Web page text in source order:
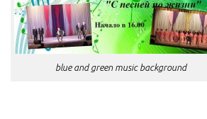
МБОУ ДО «Детская школа искусств»
МБОУ ДО «Детская музыкальная
МБУК «Искитимский городской
музей»blue and green music background